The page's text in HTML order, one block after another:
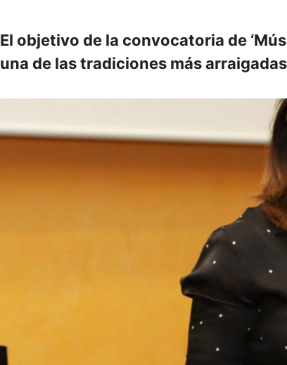
El objetivo de la convocatoria de
una de las tradiciones más